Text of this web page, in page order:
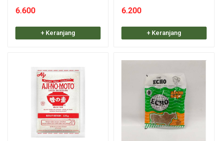
6.600
+ Keranjang
6.200
+ Keranjang